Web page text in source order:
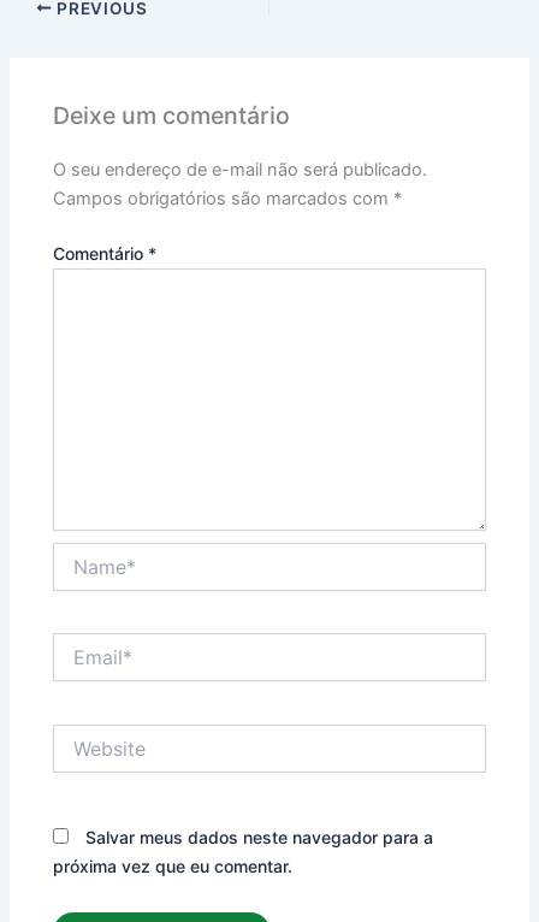
PREVIOUS
Deixe um comentário
O seu endereço de e-mail não será publicado.
Campos obrigatórios são marcados com *
Comentário *
Salvar meus dados neste navegador para a
próxima vez que eu comentar.